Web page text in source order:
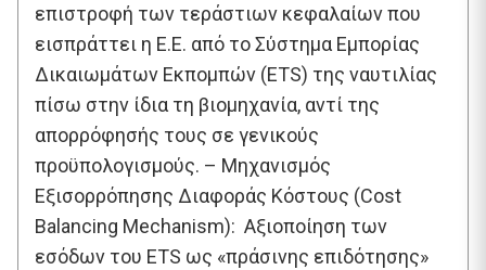
επιστροφή των τεράστιων κεφαλαίων που
εισπράττει η Ε.Ε. από το Σύστημα Εμπορίας
Δικαιωμάτων Εκπομπών (ETS) της ναυτιλίας
πίσω στην ίδια τη βιομηχανία, αντί της
απορρόφησής τους σε γενικούς
προϋπολογισμούς. – Μηχανισμός
Εξισορρόπησης Διαφοράς Κόστους (Cost
Balancing Mechanism): ​ Αξιοποίηση των
εσόδων του ETS ως «πράσινης επιδότησης»